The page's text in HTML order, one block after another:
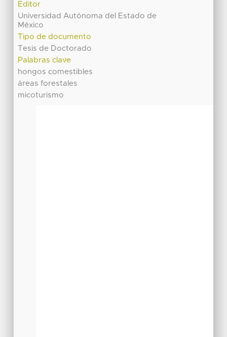
Editor
Universidad Autónoma del Estado de
México
Tipo de documento
Tesis de Doctorado
Palabras clave
hongos comestibles
áreas forestales
micoturismo